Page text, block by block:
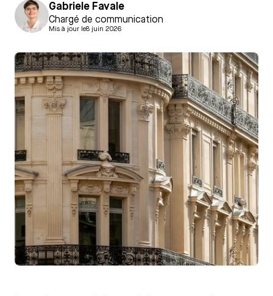
Gabriele Favale
Chargé de communication
Mis à jour le8 juin 2026